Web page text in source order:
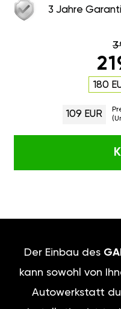
3 Jahre
180
109 EUR
Der Einbau des
kann sowohl von
Autowerkstatt